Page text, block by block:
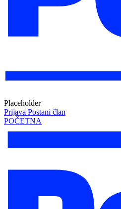
Placeholder
Prijava Postani član
POČETNA